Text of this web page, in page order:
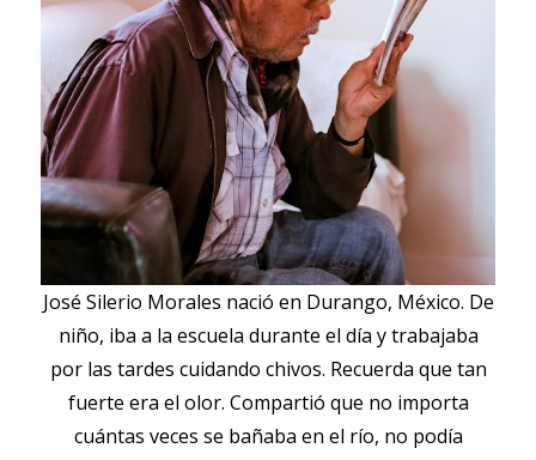
José Silerio Morales nació en Durango, México. De
niño, iba a la escuela durante el día y trabajaba
por las tardes cuidando chivos. Recuerda que tan
fuerte era el olor. Compartió que no importa
cuántas veces se bañaba en el río, no podía